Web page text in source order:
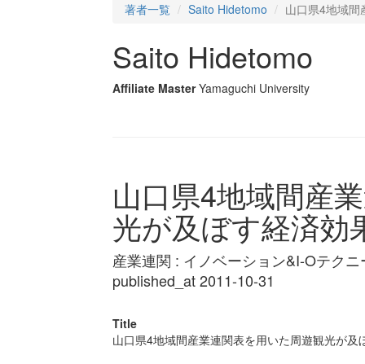
著者一覧 Saito Hidetomo 山口県4地域間
Saito Hidetomo
Affiliate Master Yamaguchi University
山口県4地域間産
光が及ぼす経済効
産業連関 : イノベーション&I-Oテク
published_at 2011-10-31
Title
山口県4地域間産業連関表を用いた周遊観光が及